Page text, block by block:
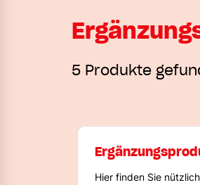
5 Produkte
Hier finden Sie